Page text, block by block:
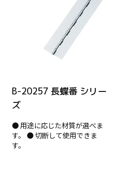
B-20257 長蝶番 シリー
ズ
● 用途に応じた材質が選べま
す。 ● 切断して使用できま
す。